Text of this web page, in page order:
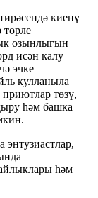
киенү
төрле
озынлыгын
исән калу
эчке
кулланыла
төзү,
һәм башка
энтузиастлар,
һәм